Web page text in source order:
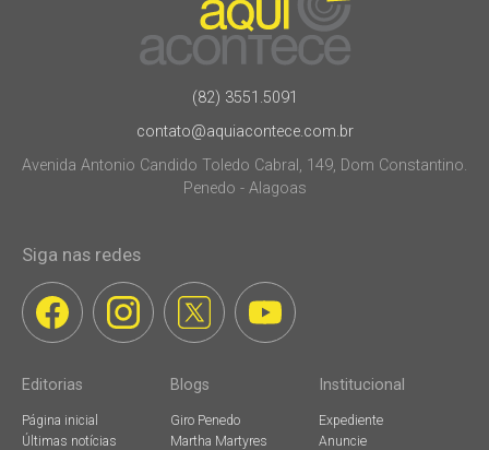
(82) 3551.5091
contato@aquiacontece.com.br
Avenida Antonio Candido Toledo Cabral, 149, Dom Constantino.
Penedo - Alagoas
Siga nas redes
Editorias
Página inicial
Últimas notícias
Blogs
Giro Penedo
Martha Martyres
Institucional
Expediente
Anuncie